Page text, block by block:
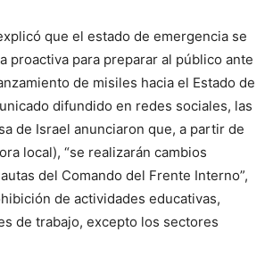
que el estado de emergencia se
proactiva para preparar al público ante
de misiles hacia el Estado de
difundido en redes sociales, las
de Israel anunciaron que, a partir de
local), “se realizarán cambios
del Comando del Frente Interno”,
de actividades educativas,
de trabajo, excepto los sectores